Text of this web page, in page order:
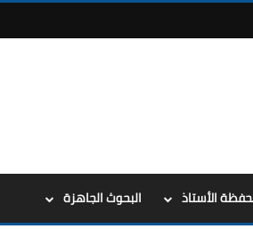
الأستاذ البحوث الجاهزة